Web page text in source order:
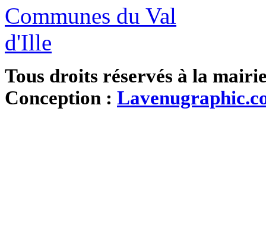
Tous droits réservés à la
Conception :